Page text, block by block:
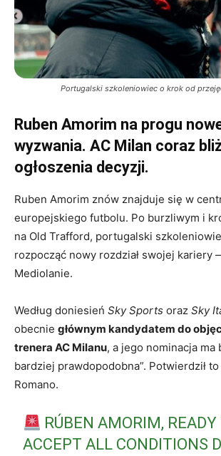
Portugalski szkoleniowiec o krok od
Ruben Amorim na progu
wyzwania. AC Milan coraz
ogłoszenia decyzji.
Ruben Amorim znów znajduje się w
europejskiego futbolu. Po burzliwym i
na Old Trafford, portugalski
rozpocząć nowy rozdział swojej kariery
Mediolanie.
Według doniesień Sky Sports oraz Sky
obecnie głównym kandydatem do
trenera AC Milanu, a jego nominacja ma
bardziej prawdopodobna”. Potwierdził
Romano.
RÚBEN AMORIM, READY
ACCEPT ALL CONDITIONS